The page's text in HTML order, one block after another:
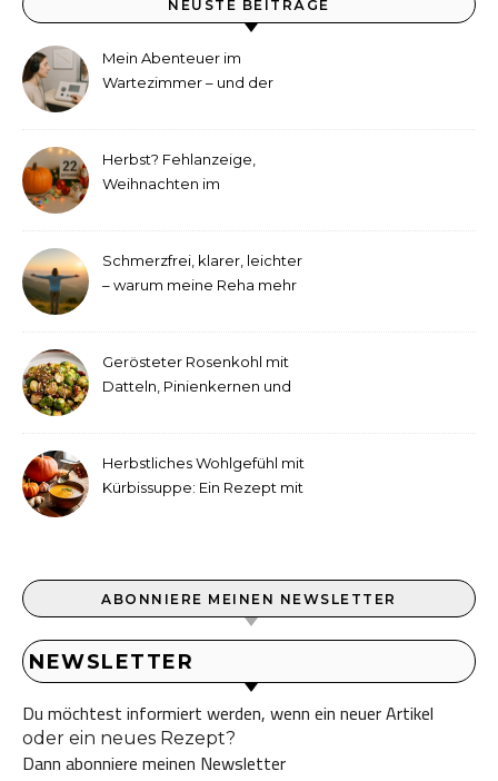
NEUSTE BEITRÄGE
Mein Abenteuer im
Wartezimmer – und der
Herbst? Fehlanzeige,
Weihnachten im
Schmerzfrei, klarer, leichter
– warum meine Reha mehr
Gerösteter Rosenkohl mit
Datteln, Pinienkernen und
Herbstliches Wohlgefühl mit
Kürbissuppe: Ein Rezept mit
ABONNIERE MEINEN NEWSLETTER
NEWSLETTER
Du möchtest informiert werden, wenn ein neuer Artikel
oder ein neues Rezept?
Dann abonniere meinen Newsletter